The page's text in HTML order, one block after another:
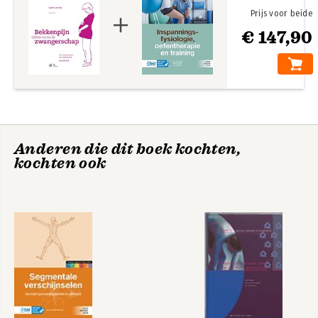
€ 147,90
Prijs voor beide
Anderen die dit boek kochten,
kochten ook